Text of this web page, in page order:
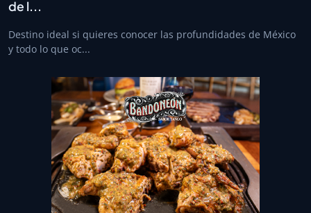
de l...
Destino ideal si quieres conocer las profundidades de México
y todo lo que oc...